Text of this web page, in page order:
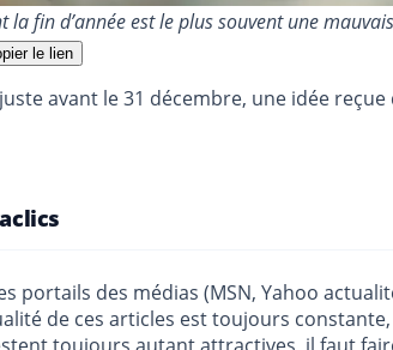
la fin d’année est le plus souvent une
le lien
avant le 31 décembre, une idée
portails des médias (MSN, Yahoo
de ces articles est toujours